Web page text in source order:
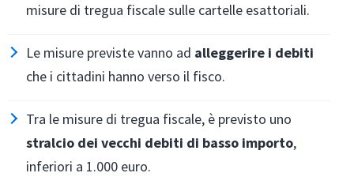
misure di tregua fiscale sulle cartelle esattoriali.
Le misure previste vanno ad alleggerire i debiti
che i cittadini hanno verso il fisco.
Tra le misure di tregua fiscale, è previsto uno
stralcio dei vecchi debiti di basso importo,
inferiori a 1.000 euro.